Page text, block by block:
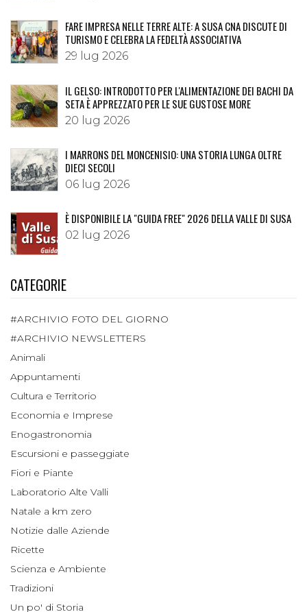
FARE IMPRESA NELLE TERRE ALTE: A SUSA CNA DISCUTE DI
TURISMO E CELEBRA LA FEDELTÀ ASSOCIATIVA
29 lug 2026
IL GELSO: INTRODOTTO PER L'ALIMENTAZIONE DEI BACHI DA
SETA È APPREZZATO PER LE SUE GUSTOSE MORE
20 lug 2026
I MARRONS DEL MONCENISIO: UNA STORIA LUNGA OLTRE
DIECI SECOLI
06 lug 2026
È DISPONIBILE LA "GUIDA FREE" 2026 DELLA VALLE DI SUSA
02 lug 2026
CATEGORIE
#ARCHIVIO FOTO DEL GIORNO
#ARCHIVIO NEWSLETTERS
Animali
Appuntamenti
Cultura e Territorio
Economia e Imprese
Enogastronomia
Escursioni e passeggiate
Fiori e Piante
Laboratorio Alte Valli
Natale a km zero
Notizie dalle Aziende
Ricette
Scienza e Ambiente
Tradizioni
Un po' di Storia